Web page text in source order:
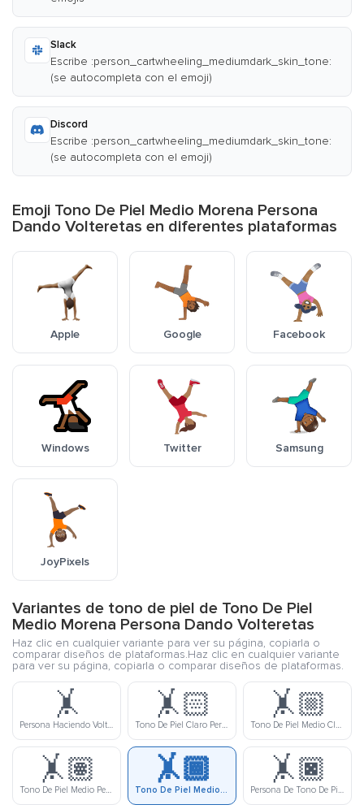
Slack
Escribe :person_cartwheeling_mediumdark_skin_tone:
(se autocompleta con el emoji)
Discord
Escribe :person_cartwheeling_mediumdark_skin_tone:
(se autocompleta con el emoji)
Emoji Tono De Piel Medio Morena Persona
Dando Volteretas en diferentes plataformas
Apple Google Facebook
Windows Twitter Samsung
JoyPixels
Variantes de tono de piel de Tono De Piel
Medio Morena Persona Dando Volteretas
Haz clic en cualquier variante para ver su página, copiarla o
comparar diseños de plataformas.Haz clic en cualquier variante
para ver su página, copiarla o comparar diseños de plataformas.
🤸
Persona Haciendo Voltereta Lateral
🤸🏻
Tono De Piel Claro Persona Dando Volteretas
🤸🏼
Tono De Piel Medio Claro Persona Dando Volteretas
🤸🏽
Tono De Piel Medio Persona Dando Volteretas
🤸🏾
Tono De Piel Medio Morena Persona Dando Volteretas
🤸🏿
Persona De Tono De Piel Morena Dando Volteretas